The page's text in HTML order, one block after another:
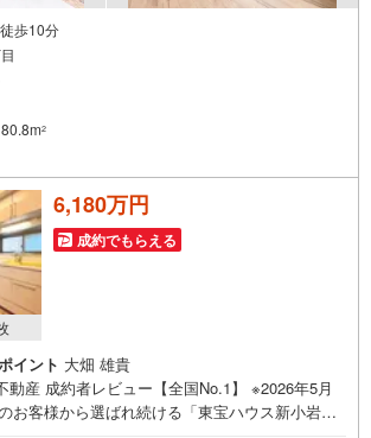
歩10分
80.8m2
6,180万円
成約でもらえる
イント 大畑 雄貴
動産 成約者レビュー【全国No.1】 ※2026年5月
お客様から選ばれ続ける「東宝ハウス新小岩」